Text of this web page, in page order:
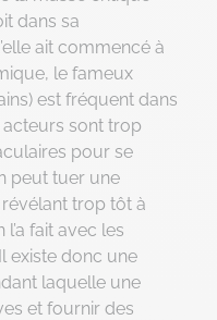
dans sa
ait commencé à
le fameux
est fréquent dans
acteurs sont trop
pour se
peut tuer une
trop tôt à
fait avec les
existe donc une
laquelle une
et fournir des